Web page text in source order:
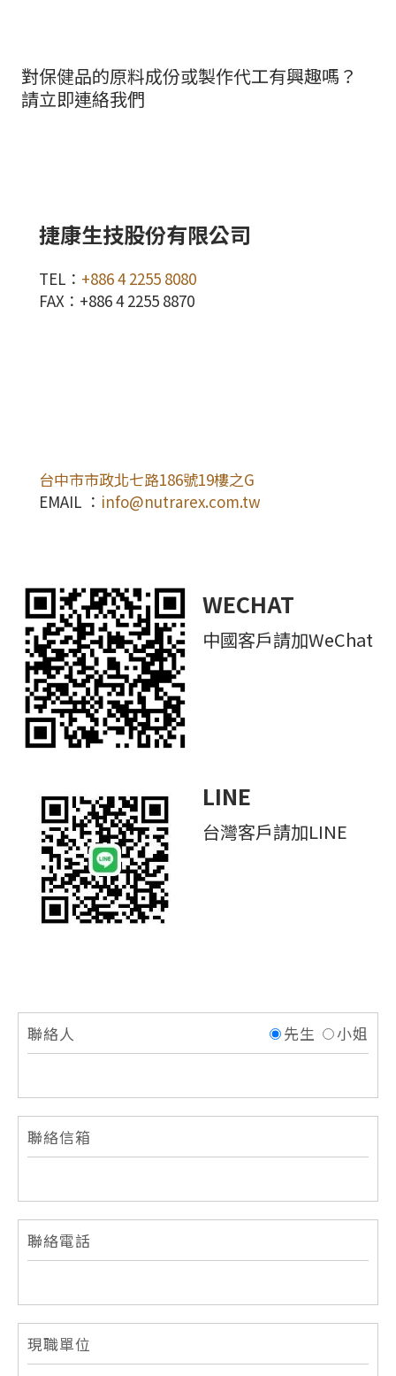
對保健品的原料成份或製作代工有興趣嗎？
請立即連絡我們
捷康生技股份有限公司
TEL： +886 4 2255 8080
FAX：+886 4 2255 8870
台中市市政北七路186號19樓之G
EMAIL ： info@nutrarex.com.tw
WECHAT
中國客戶請加WeChat
LINE
台灣客戶請加LINE
聯絡人 先生 小姐
聯絡信箱
聯絡電話
現職單位